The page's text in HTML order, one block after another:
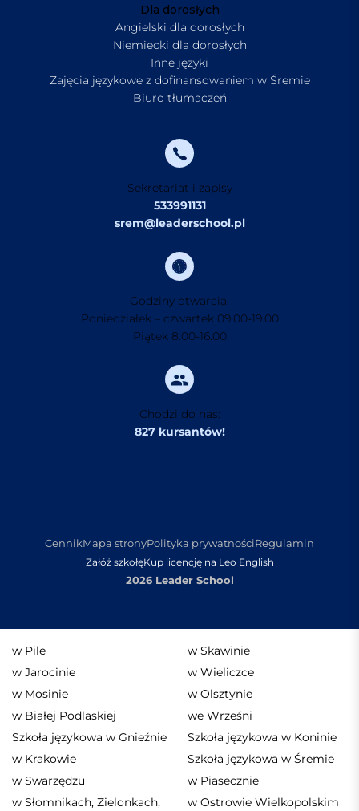
Dla dorosłych
Angielski dla dorosłych
Niemiecki dla dorosłych
Inne języki
Zajęcia językowe z dofinansowaniem w Śremie
Biuro tłumaczeń
Sekretariat i zapisy
533991131
srem@leaderschool.pl
Godziny otwarcia:
Poniedziałek – czwartek 09.00-19.00
Piątek 8.00-16.00
Chodzi do nas:
827 kursantów!
2026 Leader School
Załóż szkołęKup licencję na Leo English
CennikMapa stronyPolityka prywatnościRegulamin
w Pile
w Skawinie
w Jarocinie
w Wieliczce
w Mosinie
w Olsztynie
w Białej Podlaskiej
we Wrześni
Szkoła językowa w Gnieźnie
Szkoła językowa w Koninie
w Krakowie
Szkoła językowa w Śremie
w Swarzędzu
w Piasecznie
w Słomnikach, Zielonkach,
w Ostrowie Wielkopolskim